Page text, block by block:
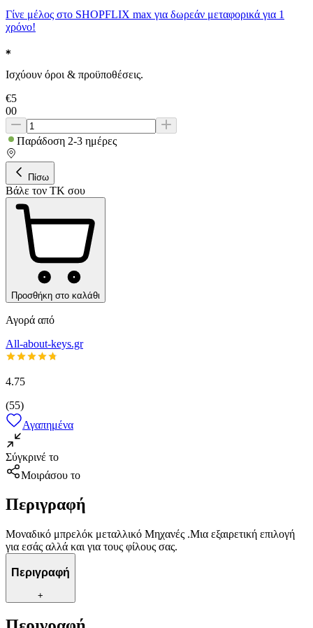
Γίνε μέλος στο SHOPFLIX max για δωρεάν μεταφορικά για 1
χρόνο!
Ισχύουν όροι & προϋποθέσεις.
€5
00
Παράδοση 2-3 ημέρες
Πίσω
Βάλε τον ΤΚ σου
Προσθήκη στο καλάθι
Αγορά από
All-about-keys.gr
4.75
(55)
Αγαπημένα
Σύγκρινέ το
Μοιράσου το
Περιγραφή
Μοναδικό μπρελόκ μεταλλικό Μηχανές .Μια εξαιρετική επιλογή
για εσάς αλλά και για τους φίλους σας.
Περιγραφή
+